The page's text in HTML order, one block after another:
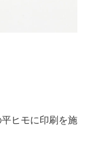
ヒモに印刷を施